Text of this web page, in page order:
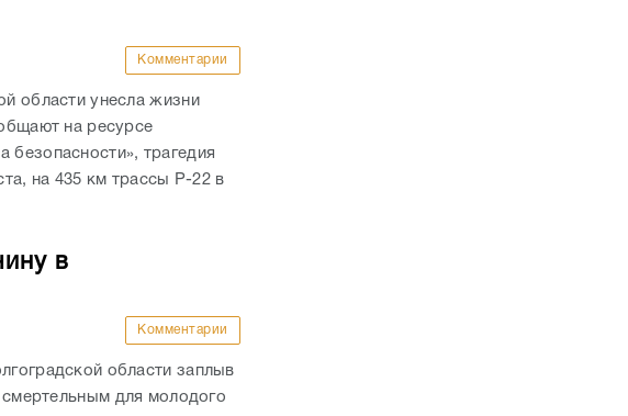
Комментарии
области унесла жизни
на ресурсе
трагедия
на 435 км трассы Р-22 в
в
Комментарии
области заплыв
смертельным для молодого